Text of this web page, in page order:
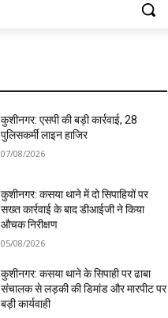
कुशीनगर: एसपी की बड़ी कार्रवाई, 28
पुलिसकर्मी लाइन हाजिर
07/08/2026
कुशीनगर: कसया थाने में दो सिपाहियों पर
सख्त कार्रवाई के बाद डीआईजी ने किया
औचक निरीक्षण
05/08/2026
कुशीनगर: कसया थाने के सिपाही पर ढाबा
संचालक से लड़की की डिमांड और मारपीट पर
बड़ी कार्यवाही